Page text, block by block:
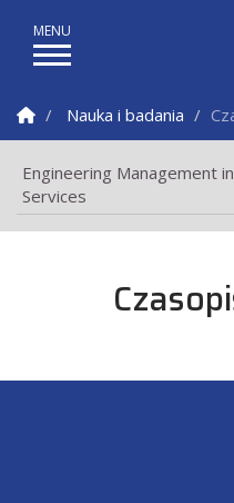
Strona Główna
Nauka i badania
Engineering Management
Services